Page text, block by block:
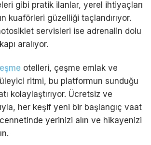
gibi pratik ilanlar, yerel ihtiyaçları
kuaförleri güzelliği taçlandırıyor.
servisleri ise adrenalin dolu
aralıyor.
otelleri, çeşme emlak ve
ritmi, bu platformun sunduğu
kolaylaştırıyor. Ücretsiz ve
her keşif yeni bir başlangıç vaat
yerinizi alın ve hikayenizi